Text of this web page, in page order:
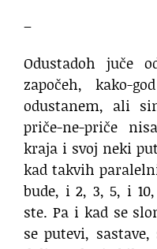
–
Odustadoh juče
započeh, kako-
odustanem, ali
priče-ne-priče
kraja i svoj neki
kad takvih
bude, i 2, 3, 5, i
ste. Pa i kad se
se putevi,